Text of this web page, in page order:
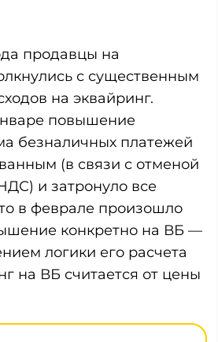
продавцы на
с существенным
на эквайринг.
повышение
безналичных платежей
(в связи с отменой
и затронуло все
в феврале произошло
конкретно на ВБ —
логики его расчета
на ВБ считается от цены